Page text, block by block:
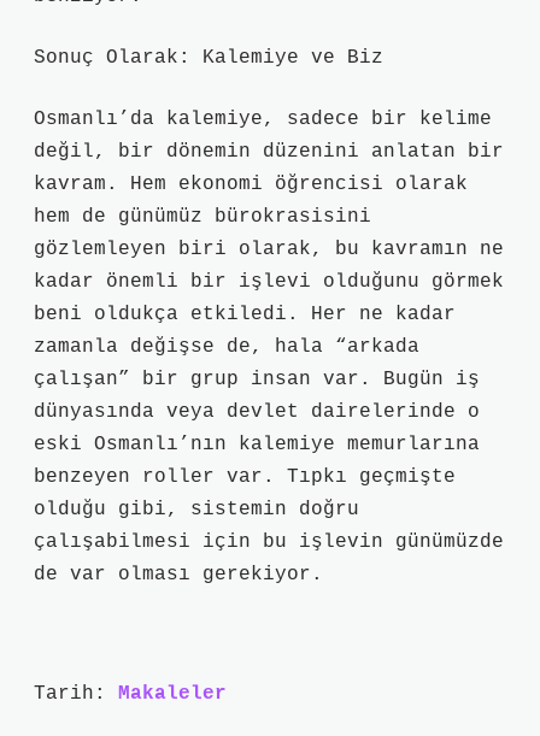
Sonuç Olarak: Kalemiye ve Biz
Osmanlı’da kalemiye, sadece bir kelime
değil, bir dönemin düzenini anlatan bir
kavram. Hem ekonomi öğrencisi olarak
hem de günümüz bürokrasisini
gözlemleyen biri olarak, bu kavramın ne
kadar önemli bir işlevi olduğunu görmek
beni oldukça etkiledi. Her ne kadar
zamanla değişse de, hala “arkada
çalışan” bir grup insan var. Bugün iş
dünyasında veya devlet dairelerinde o
eski Osmanlı’nın kalemiye memurlarına
benzeyen roller var. Tıpkı geçmişte
olduğu gibi, sistemin doğru
çalışabilmesi için bu işlevin günümüzde
de var olması gerekiyor.
Tarih: Makaleler